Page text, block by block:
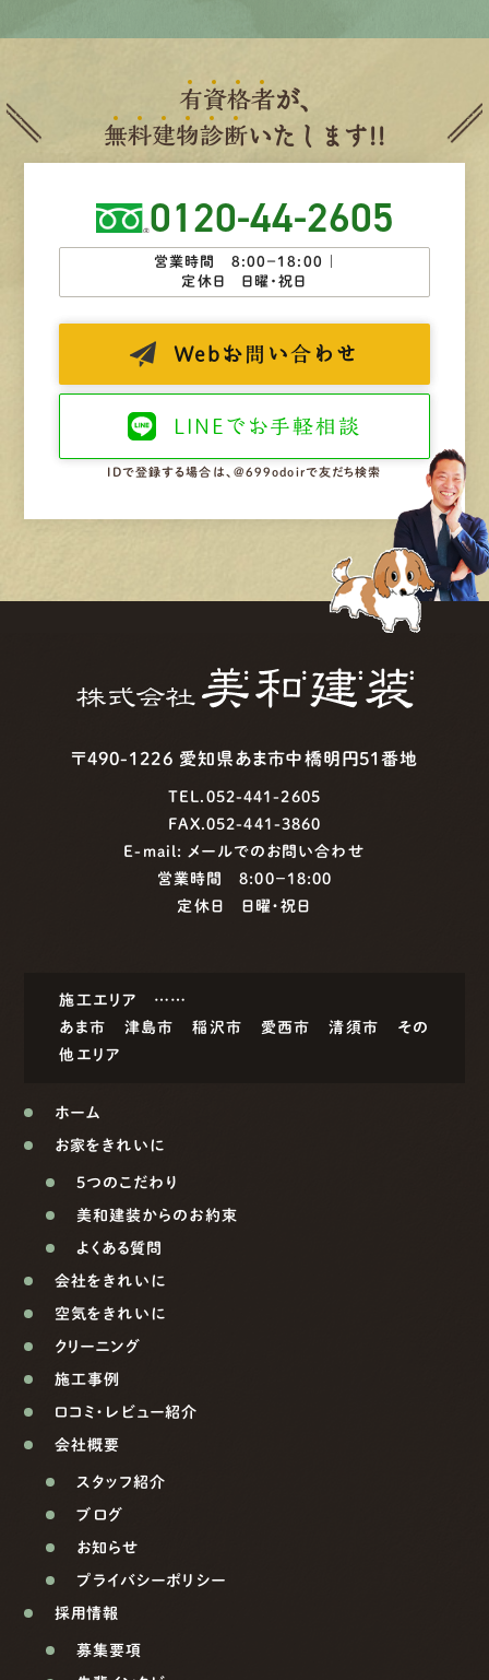
有資格者が、
無料建物診断いたします!!
0120-44-2605
営業時間 8:00−18:00 ｜
定休日 日曜・祝日
Web お問い合わせ
LINEで お手軽相談
IDで登録する場合は、@699odoirで友だち検索
〒490-1226 愛知県あま市中橋明円51番地
TEL.052-441-2605
FAX.052-441-3860
E-mail:
メールでのお問い合わせ
営業時間 8:00−18:00
定休日 日曜・祝日
施工エリア ……
あま市
津島市 稲沢市 愛西市 清須市
その
他エリア
ホーム
お家をきれいに
5つのこだわり
美和建装からのお約束
よくある質問
会社をきれいに
空気をきれいに
クリーニング
施工事例
口コミ・レビュー紹介
会社概要
スタッフ紹介
ブログ
お知らせ
プライバシーポリシー
採用情報
募集要項